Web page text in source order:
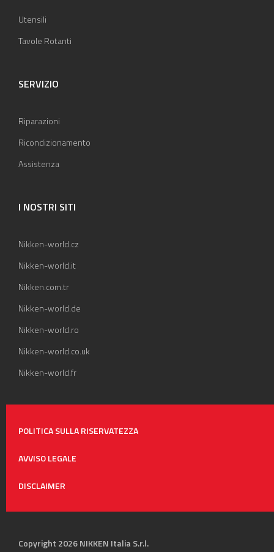
Utensili
Tavole Rotanti
SERVIZIO
Riparazioni
Ricondizionamento
Assistenza
I NOSTRI SITI
Nikken-world.cz
Nikken-world.it
Nikken.com.tr
Nikken-world.de
Nikken-world.ro
Nikken-world.co.uk
Nikken-world.fr
POLITICA SULLA RISERVATEZZA
AVVISO LEGALE
DISCLAIMER
Copyright 2026 NIKKEN Italia S.r.l.